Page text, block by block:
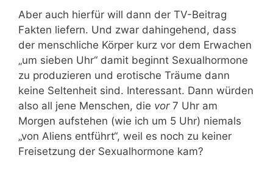
Aber auch hierfür will dann der TV-Beitrag
Fakten liefern. Und zwar dahingehend, dass
der menschliche Körper kurz vor dem Erwachen
„um sieben Uhr“ damit beginnt Sexualhormone
zu produzieren und erotische Träume dann
keine Seltenheit sind. Interessant. Dann würden
also all jene Menschen, die vor7 Uhr am
Morgen aufstehen (wie ich um 5 Uhr) niemals
„von Aliens entführt“, weil es noch zu keiner
Freisetzung der Sexualhormone kam?